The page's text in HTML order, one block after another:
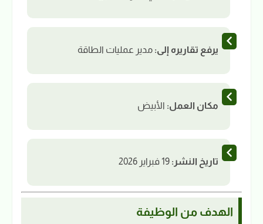
يرفع تقاريره إلى: مدير عمليات الطاقة
مكان العمل: الأبيض
تاريخ النشر:
الهدف من الوظيفة